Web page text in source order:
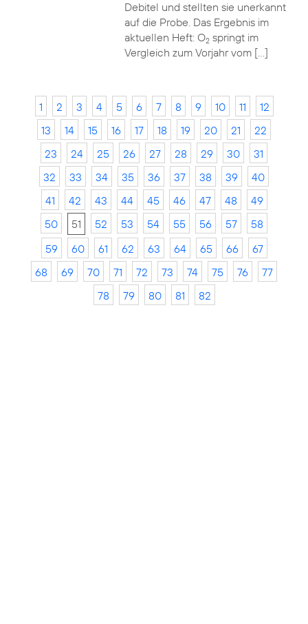
Debitel und stellten sie unerkannt
auf die Probe. Das Ergebnis im
aktuellen Heft: O2springt im
Vergleich zum Vorjahr vom […]
1 2 3 4 5 6 7 8 9 10 11
12
13
14 15 16 17 18 19 20 21
22
23
24 25 26 27 28 29 30
31
32
33 34 35 36 37 38 39
40
41
42 43 44 45 46 47 48
49
50
51 52 53 54 55 56 57
58
59
60 61 62 63 64 65 66
67
68
69 70 71 72 73 74 75 76
77
78
79 80 81 82